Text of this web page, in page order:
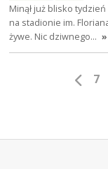
Minął już blisko
na stadionie im.
żywe. Nic dziwnego…
7